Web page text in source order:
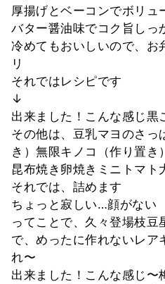
厚揚げとベーコンでボリュ
バター醤油味でコク旨しっ
冷めてもおいしいので、お
リ
それではレシピです
↓
出来ました！こんな感じ黒
その他は、豆乳マヨのさっ
き）無限キノコ（作り置き
昆布焼き卵焼きミニトマト
それでは、詰めます
ちょっと寂しい…顔がない
ってことで、久々登場枝豆
で、めったに作れないレア
れ〜
出来ました！こんな感じ〜